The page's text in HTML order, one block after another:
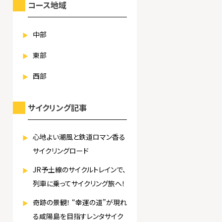
コース地域
中部
東部
西部
サイクリング記事
心地よい潮風と鉄道ロマン香る
サイクリングロード
JR予土線のサイクルトレインで、
列車に乗ってサイクリング旅へ！
奇跡の景観！ “幸運の道”が現れ
る咸陽島を目指すレンタサイク